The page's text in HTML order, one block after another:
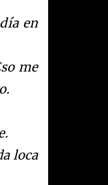
íaen
me
loca